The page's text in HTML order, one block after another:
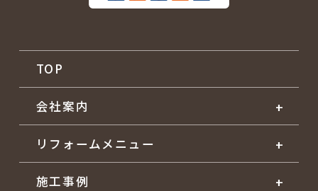
TOP
会社案内
リフォームメニュー
施工事例